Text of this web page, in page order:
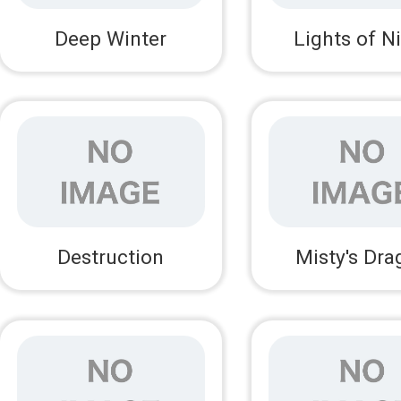
Deep Winter Lights of
Destruction Misty's